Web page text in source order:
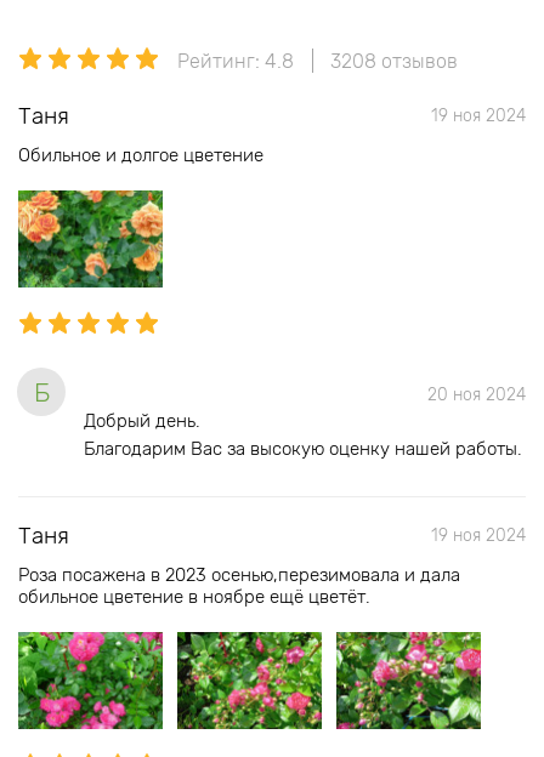
Рейтинг: 4.8 3208 отзывов
Таня 19 ноя 2024
Обильное и долгое цветение
Б 20 ноя 2024
Добрый день.
Благодарим Вас за высокую оценку нашей работы.
Таня 19 ноя 2024
Роза посажена в 2023 осенью,перезимовала и дала
обильное цветение в ноябре ещё цветёт.